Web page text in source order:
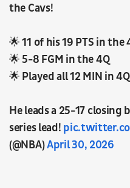
the Cavs!
🌟 11 of his 19 PTS in the
🌟 5-8 FGM in the 4Q
🌟 Played all 12 MIN in 4Q
He leads a 25-17
series lead!
(@NBA)April 30, 2026